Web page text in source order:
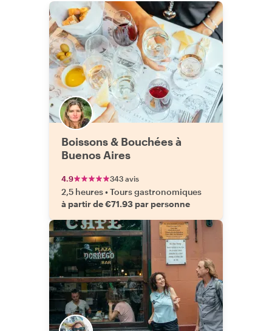
Boissons & Bouchées à
Buenos Aires
4.9 343 avis
2,5 heures•Tours gastronomiques
à partir de €71.93 par personne